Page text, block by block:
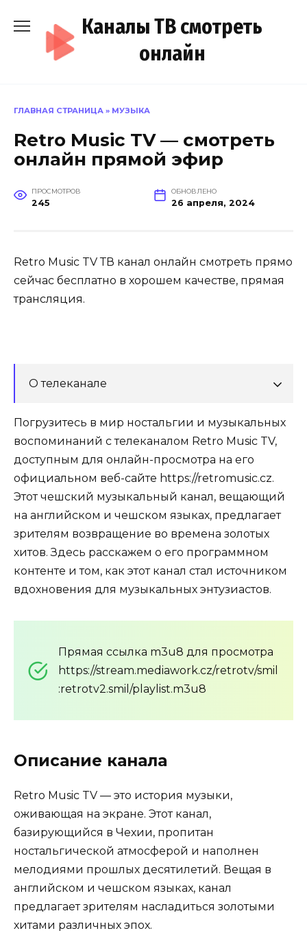
содержанию
Каналы ТВ смотреть
онлайн
ГЛАВНАЯ СТРАНИЦА » МУЗЫКА
Retro Music TV — смотреть
онлайн прямой эфир
ПРОСМОТРОВ
245
ОБНОВЛЕНО
26 апреля, 2024
Retro Music TV ТВ канал онлайн смотреть прямо
сейчас бесплатно в хорошем качестве, прямая
трансляция.
О телеканале
Погрузитесь в мир ностальгии и музыкальных
воспоминаний с телеканалом Retro Music TV,
доступным для онлайн-просмотра на его
официальном веб-сайте https://retromusic.cz.
Этот чешский музыкальный канал, вещающий
на английском и чешском языках, предлагает
зрителям возвращение во времена золотых
хитов. Здесь расскажем о его программном
контенте и том, как этот канал стал источником
вдохновения для музыкальных энтузиастов.
Прямая ссылка m3u8 для просмотра
https://stream.mediawork.cz/retrotv/smil
:retrotv2.smil/playlist.m3u8
Описание канала
Retro Music TV — это история музыки,
оживающая на экране. Этот канал,
базирующийся в Чехии, пропитан
ностальгической атмосферой и наполнен
мелодиями прошлых десятилетий. Вещая в
английском и чешском языках, канал
предлагает зрителям насладиться золотыми
хитами различных эпох.